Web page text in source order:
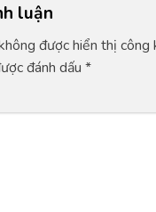
luận
được hiển thị công
đánh dấu *